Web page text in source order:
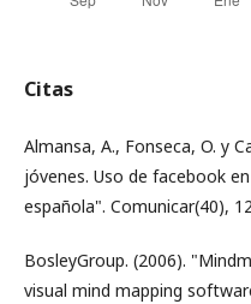
Citas
Almansa, A., Fonseca, O. y
jóvenes. Uso de facebook
española". Comunicar(40),
BosleyGroup. (2006).
visual mind mapping